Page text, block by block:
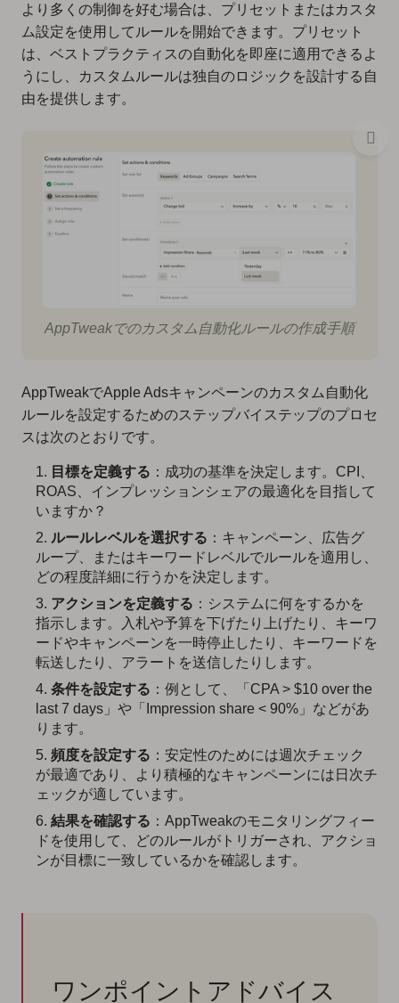
より多くの制御を好む場合は、プリセットまたはカスタ
ム設定を使用してルールを開始できます。プリセット
は、ベストプラクティスの自動化を即座に適用できるよ
うにし、カスタムルールは独自のロジックを設計する自
由を提供します。
AppTweakでのカスタム自動化ルールの作成手順
AppTweakでApple Adsキャンペーンのカスタム自動化
ルールを設定するためのステップバイステップのプロセ
スは次のとおりです。
目標を定義する ：成功の基準を決定します。CPI、
ROAS、インプレッションシェアの最適化を目指して
いますか？
ルールレベルを選択する ：キャンペーン、広告グ
ループ、またはキーワードレベルでルールを適用し、
どの程度詳細に行うかを決定します。
アクションを定義する ：システムに何をするかを
指示します。入札や予算を下げたり上げたり、キーワ
ードやキャンペーンを一時停止したり、キーワードを
転送したり、アラートを送信したりします。
条件を設定する ：例として、「CPA > $10 over the
last 7 days」や「Impression share < 90%」などがあ
ります。
頻度を設定する ：安定性のためには週次チェック
が最適であり、より積極的なキャンペーンには日次チ
ェックが適しています。
結果を確認する ：AppTweakのモニタリングフィー
ドを使用して、どのルールがトリガーされ、アクショ
ンが目標に一致しているかを確認します。
ワンポイントアドバイス